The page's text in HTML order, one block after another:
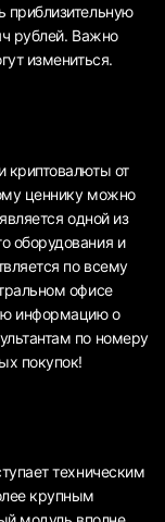
рублей. Важно
измениться.
криптовалюты от
ценнику можно
одной из
оборудования и
по всему
офисе
информацию о
по номеру
покупок!
техническим
крупным